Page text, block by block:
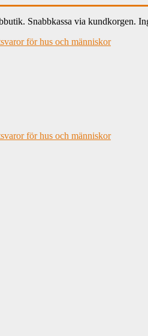
Snabbkassa via kundkorgen.